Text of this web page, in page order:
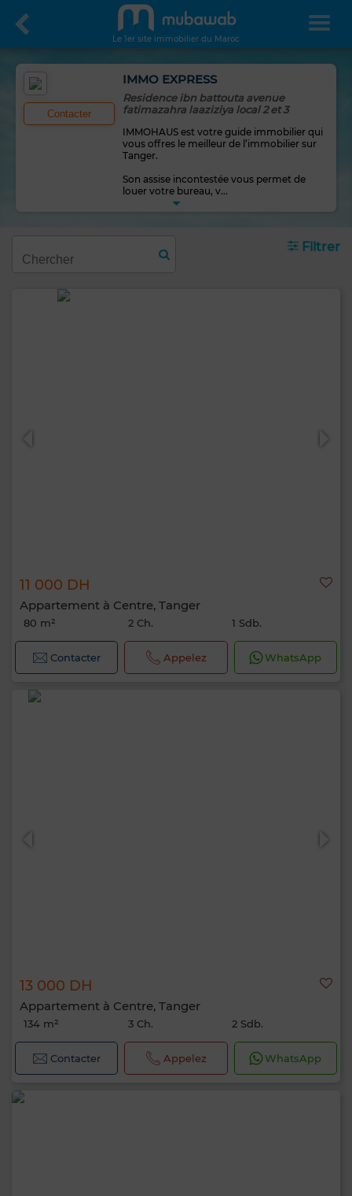
Le 1er site immobilier du Maroc
Contacter
IMMO EXPRESS
Residence ibn battouta avenue
fatimazahra laaziziya local 2 et 3
IMMOHAUS est votre guide immobilier qui
vous offres le meilleur de l’immobilier sur
Tanger.
Son assise incontestée vous permet de
louer votre bureau, v...
Filtrer
11 000 DH
Appartement à Centre, Tanger
80 m² 2 Ch. 1 Sdb.
Contacter Appelez WhatsApp
13 000 DH
Appartement à Centre, Tanger
134 m² 3 Ch. 2 Sdb.
Contacter Appelez WhatsApp